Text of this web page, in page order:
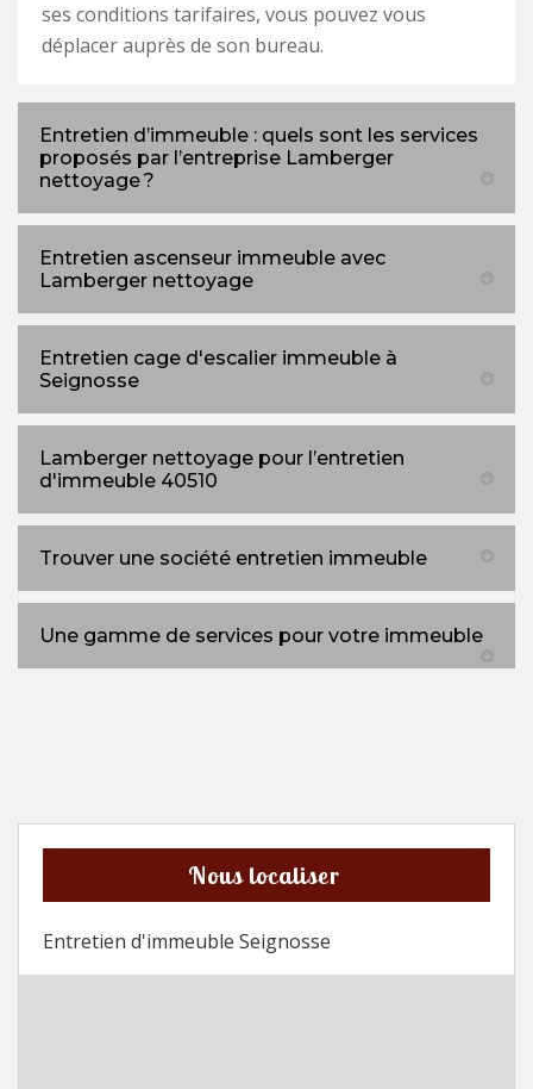
ses conditions tarifaires, vous pouvez vous
déplacer auprès de son bureau.
Entretien d’immeuble : quels sont les services
proposés par l’entreprise Lamberger
nettoyage ?
Entretien ascenseur immeuble avec
Lamberger nettoyage
Entretien cage d'escalier immeuble à
Seignosse
Lamberger nettoyage pour l’entretien
d'immeuble 40510
Trouver une société entretien immeuble
Une gamme de services pour votre immeuble
Nous localiser
Entretien d'immeuble Seignosse